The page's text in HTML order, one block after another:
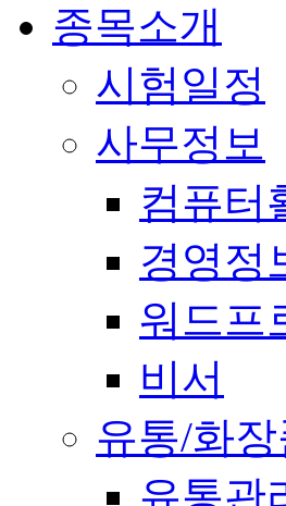
종목소개
시험일정
사무정보
컴퓨터
경영정
워드프
비서
유통/화장
유통관